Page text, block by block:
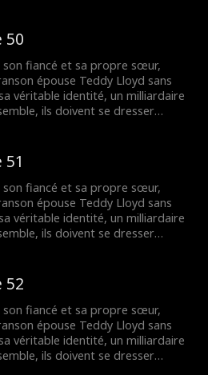
fin heureuse.
50
son fiancé et sa propre sœur,
épouse Teddy Lloyd sans
véritable identité, un milliardaire
ils doivent se dresser
fin heureuse.
51
son fiancé et sa propre sœur,
épouse Teddy Lloyd sans
véritable identité, un milliardaire
ils doivent se dresser
fin heureuse.
52
son fiancé et sa propre sœur,
épouse Teddy Lloyd sans
véritable identité, un milliardaire
ils doivent se dresser